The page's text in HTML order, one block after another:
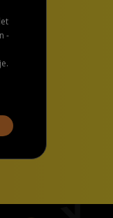
-